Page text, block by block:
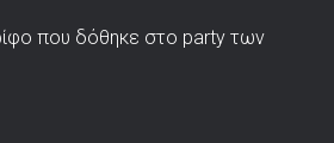
που δόθηκε στο party των